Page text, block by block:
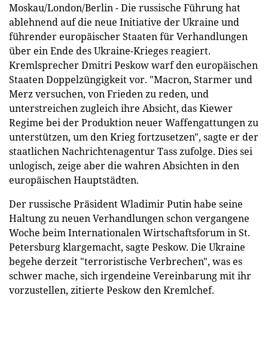
Moskau/London/Berlin - Die russische Führung hat
ablehnend auf die neue Initiative der Ukraine und
führender europäischer Staaten für Verhandlungen
über ein Ende des Ukraine-Krieges reagiert.
Kremlsprecher Dmitri Peskow warf den europäischen
Staaten Doppelzüngigkeit vor. "Macron, Starmer und
Merz versuchen, von Frieden zu reden, und
unterstreichen zugleich ihre Absicht, das Kiewer
Regime bei der Produktion neuer Waffengattungen zu
unterstützen, um den Krieg fortzusetzen", sagte er der
staatlichen Nachrichtenagentur Tass zufolge. Dies sei
unlogisch, zeige aber die wahren Absichten in den
europäischen Hauptstädten.
Der russische Präsident Wladimir Putin habe seine
Haltung zu neuen Verhandlungen schon vergangene
Woche beim Internationalen Wirtschaftsforum in St.
Petersburg klargemacht, sagte Peskow. Die Ukraine
begehe derzeit "terroristische Verbrechen", was es
schwer mache, sich irgendeine Vereinbarung mit ihr
vorzustellen, zitierte Peskow den Kremlchef.